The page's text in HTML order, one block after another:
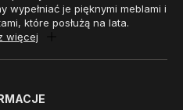
wypełniać je pięknymi meblami i
które posłużą na lata.
więcej